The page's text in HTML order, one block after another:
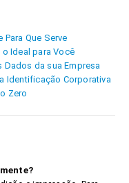
Para Que Serve
o Ideal para Você
Dados da sua Empresa
Identificação Corporativa
Zero